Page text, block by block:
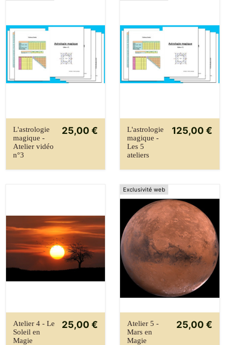
L'astrologie
magique -
Atelier vidéo
n°3
25,00 €
L'astrologie
magique -
Les 5
ateliers
125,00 €
Atelier 4 - Le
Soleil en
Magie
25,00 €
Exclusivité web
Atelier 5 -
Mars en
Magie
25,00 €